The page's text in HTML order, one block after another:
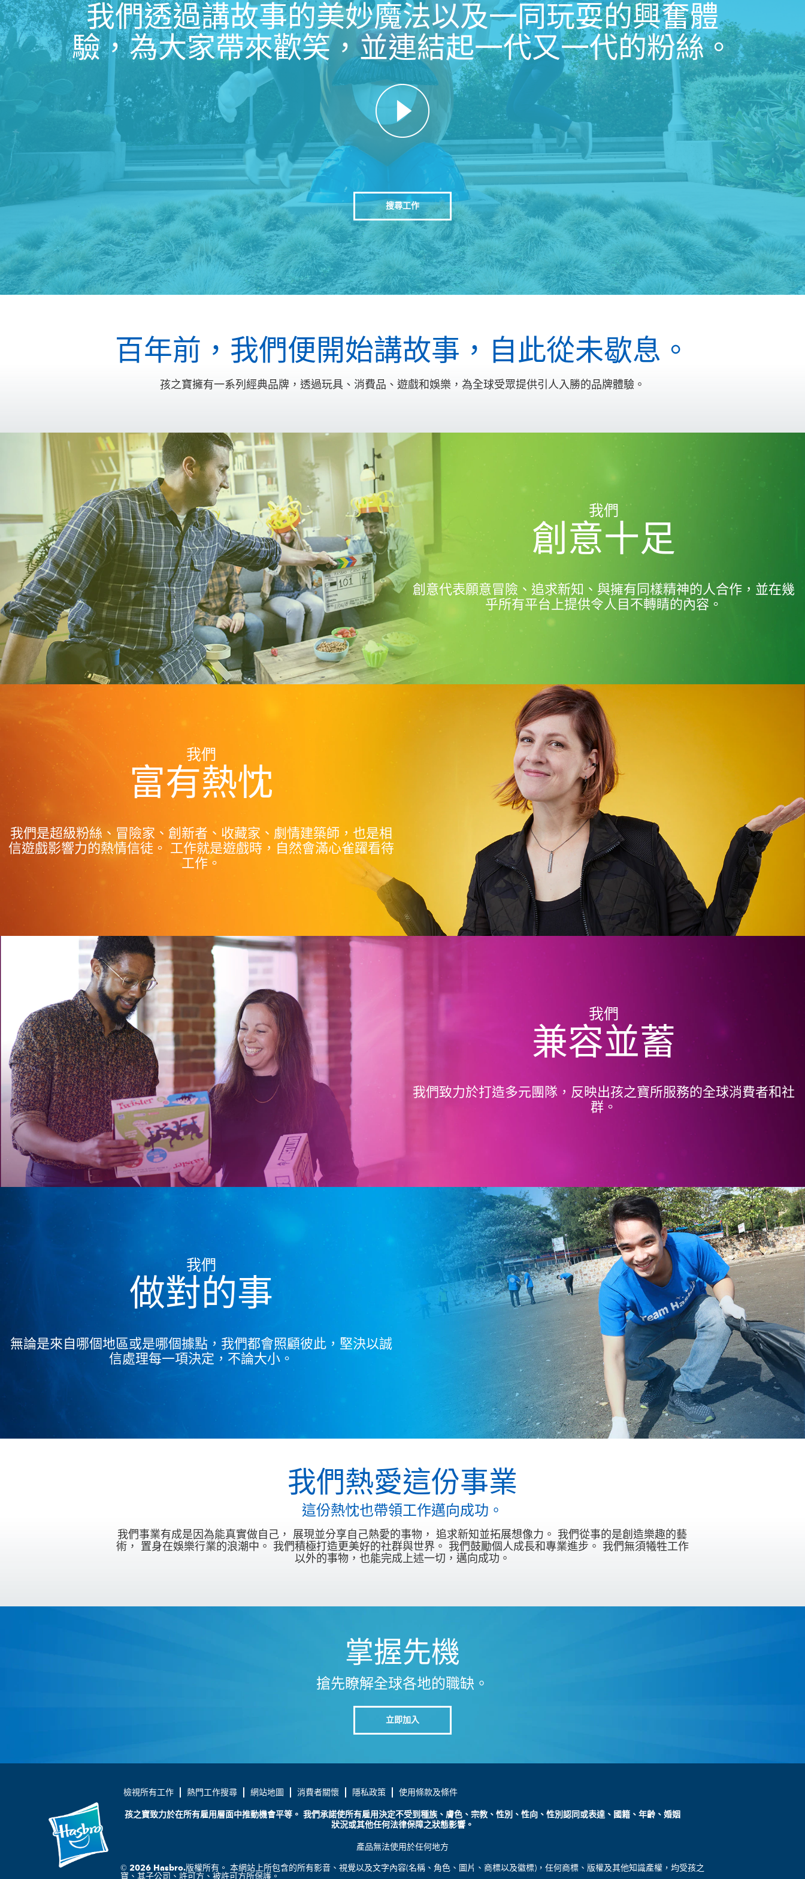
我們透過講故事的美妙魔法以及一同玩耍的興奮體
驗，為大家帶來歡笑，並連結起一代又一代的粉絲。
搜尋工作
百年前，我們便開始講故事，自此從未歇息。
孩之寶擁有一系列經典品牌，透過玩具、消費品、遊戲和娛樂，為全球受眾提供引人入勝的品牌體驗。
我們
創意十足
創意代表願意冒險、追求新知、與擁有同樣精神的人合作，並在幾
乎所有平台上提供令人目不轉睛的內容。
我們
富有熱忱
我們是超級粉絲、冒險家、創新者、收藏家、劇情建築師，也是相
信遊戲影響力的熱情信徒。 工作就是遊戲時，自然會滿心雀躍看待
工作。
我們
兼容並蓄
我們致力於打造多元團隊，反映出孩之寶所服務的全球消費者和社
群。
我們
做對的事
無論是來自哪個地區或是哪個據點，我們都會照顧彼此，堅決以誠
信處理每一項決定，不論大小。
我們熱愛這份事業
這份熱忱也帶領工作邁向成功。
我們事業有成是因為能真實做自己， 展現並分享自己熱愛的事物， 追求新知並拓展想像力。 我們從事的是創造樂趣的藝
術， 置身在娛樂行業的浪潮中。 我們積極打造更美好的社群與世界。 我們鼓勵個人成長和專業進步。 我們無須犧牲工作
以外的事物，也能完成上述一切，邁向成功。
掌握先機
搶先瞭解全球各地的職缺。
立即加入
檢視所有工作 熱門工作搜尋 網站地圖 消費者關懷 隱私政策 使用條款及條件
孩之寶致力於在所有雇用層面中推動機會平等。 我們承諾使所有雇用決定不受到種族、膚色、宗教、性別、性向、性別認同或表達、國籍、年齡、婚姻
狀況或其他任何法律保障之狀態影響。
產品無法使用於任何地方
版權所有。 本網站上所包含的所有影音、視覺以及文字內容(名稱、角色、圖片、商標以及徽標)，任何商標、版權及其他知識產權，均受孩之
寶、其子公司、許可方、被許可方所保護。